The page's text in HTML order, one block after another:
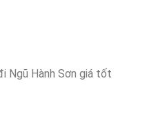
Ngũ Hành Sơn giá tốt